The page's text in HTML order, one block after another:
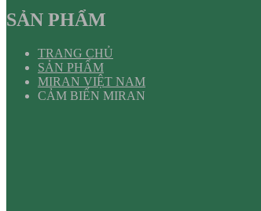
SẢN PHẨM
TRANG CHỦ
SẢN PHẨM
MIRAN VIỆT NAM
CẢM BIẾN MIRAN